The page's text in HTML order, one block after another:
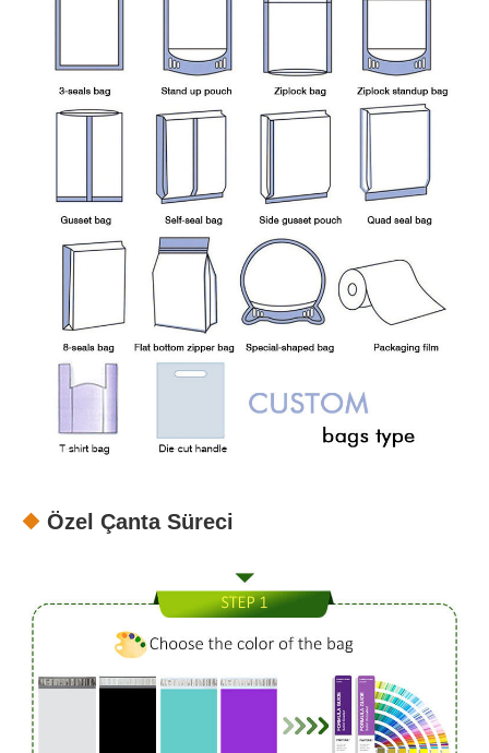
Özel Çanta Süreci